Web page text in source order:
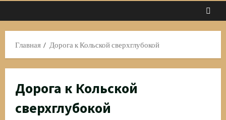
Главная Дорога к Кольской сверхглубокой
Дорога к Кольской
сверхглубокой